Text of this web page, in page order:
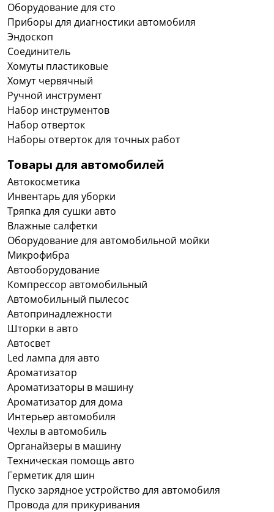
Оборудование для сто
Приборы для диагностики автомобиля
Эндоскоп
Соединитель
Хомуты пластиковые
Хомут червячный
Ручной инструмент
Набор инструментов
Набор отверток
Наборы отверток для точных работ
Товары для автомобилей
Автокосметика
Инвентарь для уборки
Тряпка для сушки авто
Влажные салфетки
Оборудование для автомобильной мойки
Микрофибра
Автооборудование
Компрессор автомобильный
Автомобильный пылесос
Автопринадлежности
Шторки в авто
Автосвет
Led лампа для авто
Ароматизатор
Ароматизаторы в машину
Ароматизатор для дома
Интерьер автомобиля
Чехлы в автомобиль
Органайзеры в машину
Техническая помощь авто
Герметик для шин
Пуско зарядное устройство для автомобиля
Провода для прикуривания